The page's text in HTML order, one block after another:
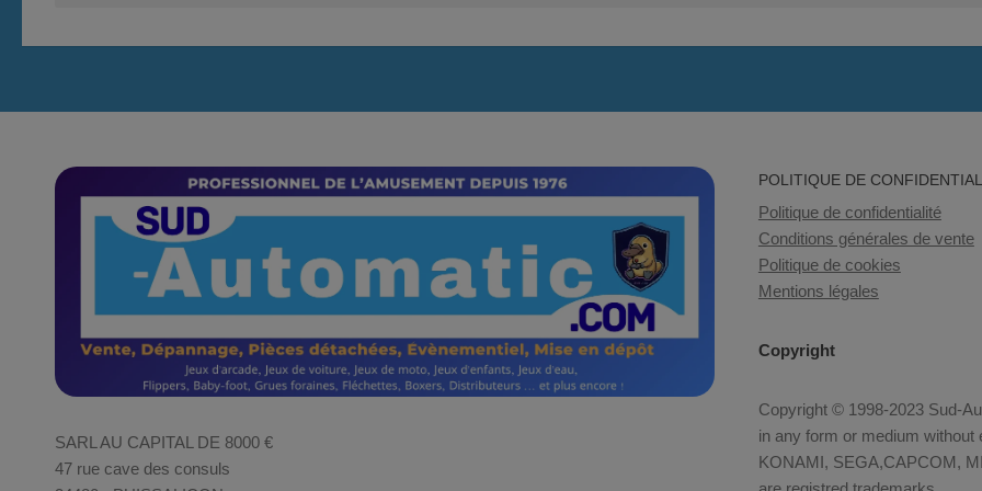
SARL AU CAPITAL DE 8000 €
47 rue cave des consuls
POLITIQUE DE
Politique de confidentialité
Conditions générales de vente
Politique de cookies
Mentions légales
Copyright
Copyright © 1998-2023 Sud-
in any form or medium
KONAMI, SEGA,CAPCOM,